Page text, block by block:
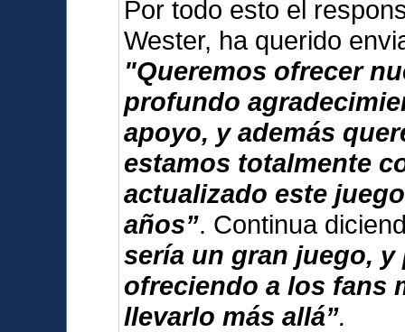
Por todo esto el
Wester, ha querido
"Queremos ofrecer
profundo
apoyo, y además
estamos totalmente
actualizado este
años”. Continua
sería un gran juego,
ofreciendo a los fans
llevarlo más allá”.